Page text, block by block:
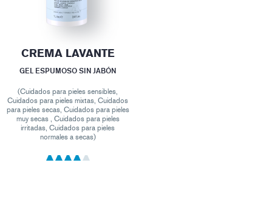
CREMA LAVANTE
GEL ESPUMOSO SIN JABÓN
(Cuidados para pieles sensibles,
Cuidados para pieles mixtas, Cuidados
para pieles secas, Cuidados para pieles
muy secas , Cuidados para pieles
irritadas, Cuidados para pieles
normales a secas)